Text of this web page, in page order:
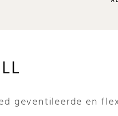
geventileerde en